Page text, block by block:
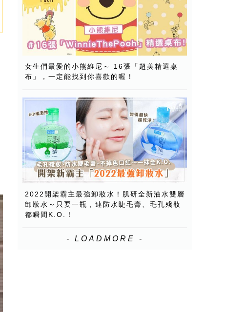
女生們最愛的小熊維尼～ 16張「超美精選桌
布」，一定能找到你喜歡的喔！
2022開架霸主最強卸妝水！肌研全新油水雙層
卸妝水～只要一瓶，連防水睫毛膏、毛孔殘妝
都瞬間K.O.！
- LOADMORE -